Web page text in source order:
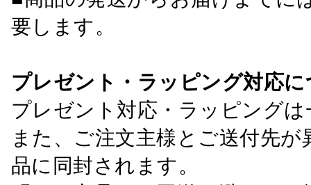
要します。
プレゼント・ラッピング対応
プレゼント対応・ラッピング
また、ご注文主様とご送付先
品に同封されます。